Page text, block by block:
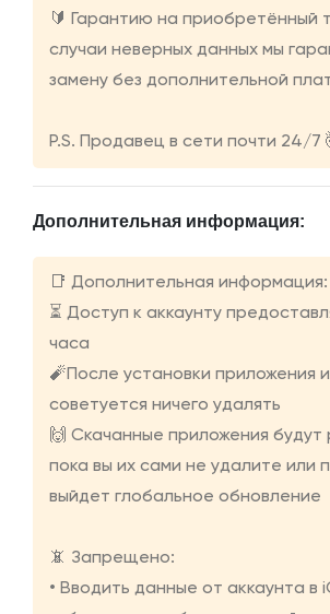
🔰 Гарантию на приобретённый
случаи неверных данных мы
замену без дополнительной
P.S. Продавец в сети почти 24/7
Дополнительная информация:
📑 Дополнительная информация:
⏳ Доступ к аккаунту
часа
🧨После установки приложения
советуется ничего удалять
🙌 Скачанные приложения будут
пока вы их сами не удалите или
выйдет глобальное обновление
📵 Запрещено:
• Вводить данные от аккаунта в